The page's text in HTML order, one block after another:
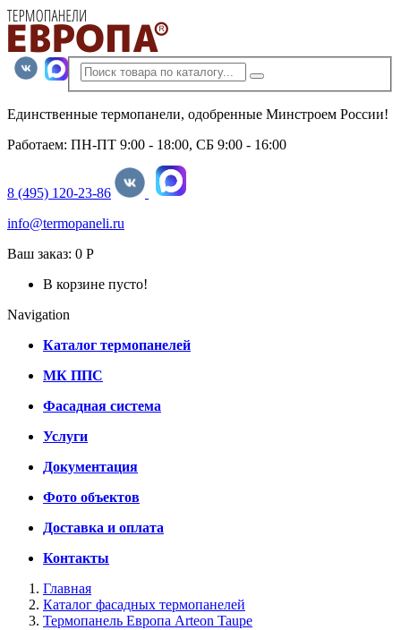
Единственные термопанели, одобренные Минстроем России!
Работаем: ПН-ПТ 9:00 - 18:00, СБ 9:00 - 16:00
8 (495) 120-23-86
info@termopaneli.ru
Ваш заказ: 0 Р
В корзине пусто!
Navigation
Каталог термопанелей
МК ППС
Фасадная система
Услуги
Документация
Фото объектов
Доставка и оплата
Контакты
Главная
Каталог фасадных термопанелей
Термопанель Европа Arteon Taupe